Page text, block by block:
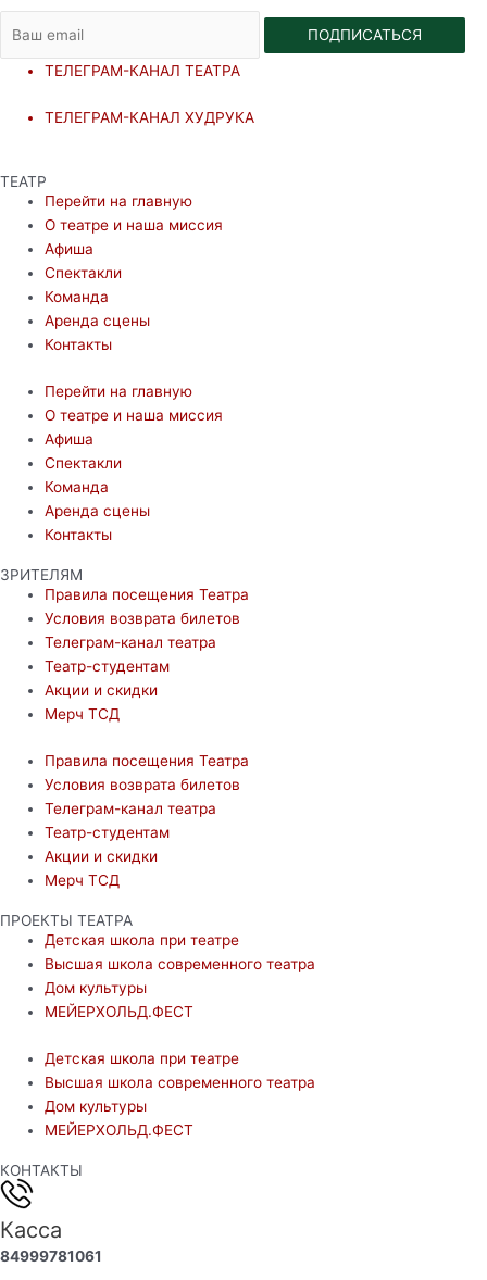
ПОДПИСАТЬСЯ
ТЕЛЕГРАМ-КАНАЛ ТЕАТРА
ТЕЛЕГРАМ-КАНАЛ ХУДРУКА
ТЕАТР
Перейти на главную
О театре и наша миссия
Афиша
Спектакли
Команда
Аренда сцены
Контакты
Перейти на главную
О театре и наша миссия
Афиша
Спектакли
Команда
Аренда сцены
Контакты
ЗРИТЕЛЯМ
Правила посещения Театра
Условия возврата билетов
Телеграм-канал театра
Театр-студентам
Акции и скидки
Мерч ТСД
Правила посещения Театра
Условия возврата билетов
Телеграм-канал театра
Театр-студентам
Акции и скидки
Мерч ТСД
ПРОЕКТЫ ТЕАТРА
Детская школа при театре
Высшая школа современного театра
Дом культуры
МЕЙЕРХОЛЬД.ФЕСТ
Детская школа при театре
Высшая школа современного театра
Дом культуры
МЕЙЕРХОЛЬД.ФЕСТ
КОНТАКТЫ
Касса
84999781061